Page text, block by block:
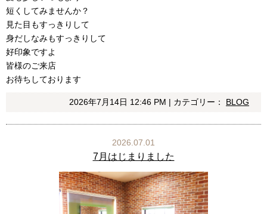
短くしてみませんか？
見た目もすっきりして
身だしなみもすっきりして
好印象ですよ
皆様のご来店
お待ちしております
2026年7月14日 12:46 PM | カテゴリー：BLOG
2026.07.01
7月はじまりました